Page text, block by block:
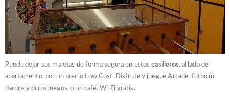
Puede dejar sus maletas de forma segura en estos casilleros, al lado del
apartamento, por un precio Low Cost. Disfrute y juegue Arcade, futbolín,
dardos y otros juegos, o un café. Wi-Fi gratis.